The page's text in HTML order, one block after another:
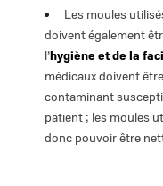
Les moules
doivent également
l’hygiène et de la
médicaux doivent
contaminant
patient ; les moules
donc pouvoir être